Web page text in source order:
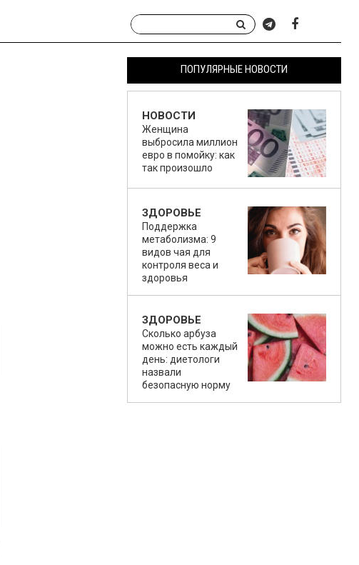
ПОПУЛЯРНЫЕ НОВОСТИ
НОВОСТИ
Женщина
выбросила миллион
евро в помойку: как
так произошло
ЗДОРОВЬЕ
Поддержка
метаболизма: 9
видов чая для
контроля веса и
здоровья
ЗДОРОВЬЕ
Сколько арбуза
можно есть каждый
день: диетологи
назвали
безопасную норму